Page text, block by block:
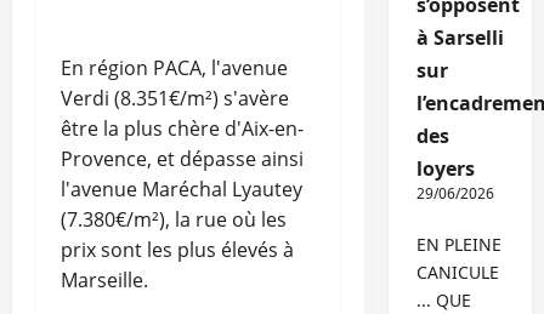
En région PACA, l'avenue
Verdi (8.351€/m²) s'avère
être la plus chère d'Aix-en-
Provence, et dépasse ainsi
l'avenue Maréchal Lyautey
(7.380€/m²), la rue où les
prix sont les plus élevés à
Marseille.
à Sarselli
sur
des
loyers
29/06/2026
EN PLEINE
CANICULE
... QUE